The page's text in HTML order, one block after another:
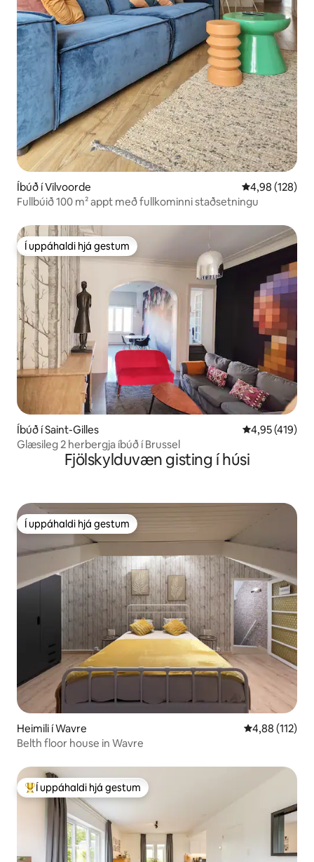
Íbúð í Vilvoorde 4,98 af 5 í
4,98 (128)
Fullbúið 100 m² appt með fullkominni staðsetningu
Í uppáhaldi hjá gestum
Í uppáhaldi hjá gestum
Íbúð í Saint-Gilles 4,95 af 5 í
4,95 (419)
Glæsileg 2 herbergja íbúð í Brussel
Fjölskylduvæn gisting í húsi
Í uppáhaldi hjá gestum
Í uppáhaldi hjá gestum
Heimili í Wavre 4,88 af 5 í
4,88 (112)
Belth floor house in Wavre
Í mestu uppáhaldi hjá gestum
Í uppáhaldi hjá gestum